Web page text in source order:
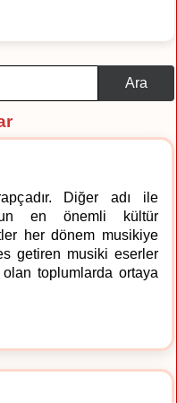
Ara
Diğer adı ile
en önemli kültür
her dönem musikiye
getiren musiki eserler
toplumlarda ortaya